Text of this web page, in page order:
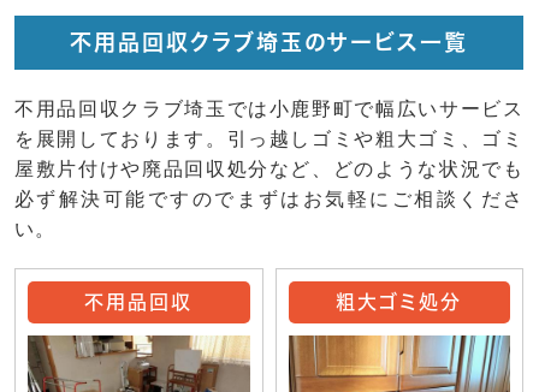
不用品回収クラブ埼玉のサービス一覧
不用品回収クラブ埼玉では小鹿野町で幅広いサービス
を展開しております。引っ越しゴミや粗大ゴミ、ゴミ
屋敷片付けや廃品回収処分など、どのような状況でも
必ず解決可能ですのでまずはお気軽にご相談くださ
い。
不用品回収 粗大ゴミ処分